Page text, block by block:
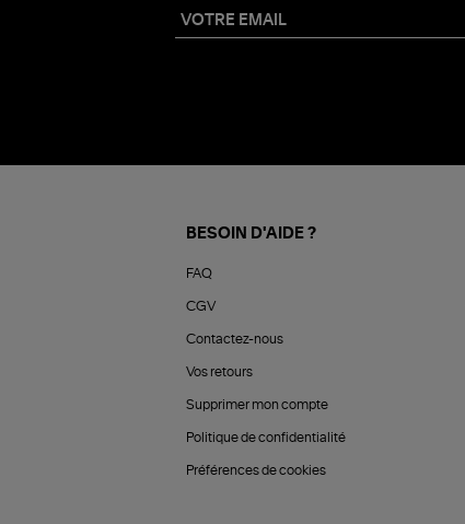
BESOIN D'AIDE ?
FAQ
CGV
Contactez-nous
Vos retours
Supprimer mon compte
Politique de confidentialité
Préférences de cookies